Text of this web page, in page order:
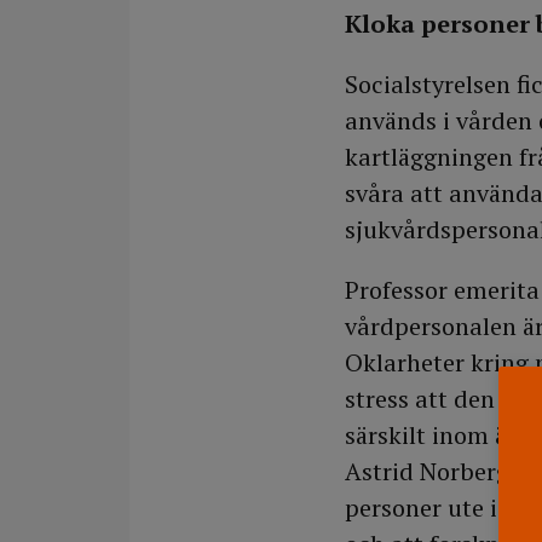
Kloka personer
Socialstyrelsen
används i
kartläggningen
svåra att
Professor
vårdpersonalen
Oklarheter kring
stress att den
särskilt inom
Astrid Norberg.
personer ute i